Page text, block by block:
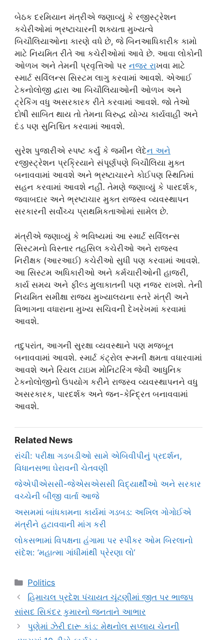
બેઠક દરમિયાન મંત્રીએ જણાવ્યું કે રજીસ્ટ્રેશન
કચેરીઓમાં ભ્રષ્ટાચારની શક્યતા મુખ્યત્વે
બિચૌલિયાઓના કારણે વધે છે, જે બિનઆધિકારીક કામો
માટે નિયમિત રીતે આ કચેરીઓમાં આવે છે. આવા લોકોની
ઓળખ અને તેમની પ્રવૃત્તિઓ પર નજર રાખવા માટે
સ્માર્ટ સર્વિલન્સ સિસ્ટમ લાગુ કરવામાં આવશે. એઆઈ
ટેકનોલોજી દ્વારા આ બિચૌલિયાઓની ઓળખ અને
ટ્રેકિંગ વધુ અસરકારક રીતે કરવામાં આવશે. જો તેઓ
દોષી સાબિત થાય તો તેમના વિરુદ્ધ યોગ્ય કાર્યવાહી અને
દંડ પણ સુનિશ્ચિત કરવામાં આવશે.
સુરેશ પુજારીએ સ્પષ્ટ કર્યું કે જમીન લેંદેન અન
રજીસ્ટ્રેશન પ્રક્રિયાને સંપૂર્ણપણે બિચૌલિયા મુક્ત
બનાવવામાં આવશે અને ભ્રષ્ટાચારને કોઈપણ સ્થિતિમાં
સહન કરવામાં આવશે નહીં. તેમણે જણાવ્યું કે પારદર્શક,
જવાબદાર અને ભ્રષ્ટાચાર મુક્ત રાજસ્વ વ્યવસ્થાપન
સરકારની સર્વોચ્ચ પ્રાથમિકતાઓમાં સામેલ છે.
મંત્રીએ જણાવ્યું કે ભવિષ્યમાં આ સ્માર્ટ સર્વિલન્સ
સિસ્ટમનો વિસ્તાર તહસિલ કચેરીઓ અને રાજસ્વ
નિરીક્ષક (આરઆઈ) કચેરીઓ સુધી પણ કરવામાં આવશે.
આ સિસ્ટમ અધિકારીઓ અને કર્મચારીઓની હાજરી,
કાર્ય સમય અને ફીલ્ડ મુલાકાતની પણ નજર રાખશે. તેની
નિયમિત સમીક્ષા રાજ્ય મુખ્યાલયના સ્તરે મંત્રી અને
વિભાગના વધારાના મુખ્ય સચિવની દેખરેખમાં કરવામાં
આવશે.
તદુપરાંત, આગની સુરક્ષા વ્યવસ્થાને પણ મજબૂત
બનાવવામાં આવશે. સ્માર્ટ કંટ્રોલ રૂમની ક્ષમતા વધારવામાં
આવશે અને રિયલ ટાઇમ મોનિટરિંગ જેવી આધુનિક
ટેકનોલોજીનો ઉપયોગ કરીને રાજસ્વ વ્યવસ્થાપનને વધુ
અસરકારક, પારદર્શક અને જન-કેન્દ્રિત બનાવવામાં
આવશે.
Related News
રાંચી: પરીક્ષા ગડબડીઓ સામે એબિવીપીનું પ્રદર્શન,
વિધાનસભા ઘેરાવની ચેતવણી
જેએપીએસસી-જેએસએસસી વિદ્યાર્થીઓ અને સરકાર
વચ્ચેની બીજી વાર્તા આજે
અસમમાં બાંધકામના કાર્યમાં ગડબડ: અખિલ ગોગોઈએ
મંત્રીને હટાવવાની માંગ કરી
લોકસભામાં વિપક્ષના હંગામા પર સ્પીકર ઓમ બિરલાનો
સંદેશ: ‘મહાત્મા ગાંધીમાંથી પ્રેરણા લો’
Categories
Politics
હિમાચલ પ્રદેશ પંચાયત ચૂંટણીમાં જીત પર ભાજપ
સાંસદ સિકંદર કુમારનો જનતાને આભાર
પુણેમાં ઝેરી દારૂ કાંડ: મેથનોલ સપ્લાય ચેનની